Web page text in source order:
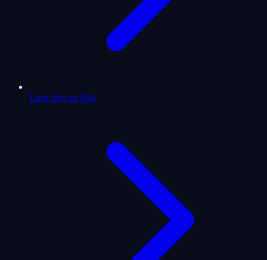
Tarot Sim ou Não